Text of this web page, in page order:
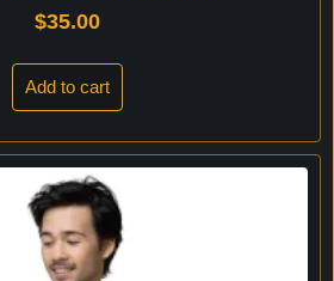
$35.00
Add to cart